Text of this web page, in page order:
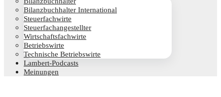
Bilanz­buch­hal­ter International
Steu­er­fach­wir­te
Steu­er­fach­an­ge­stell­ter
Wirt­schafts­fach­wir­te
Betriebs­wir­te
Tech­ni­sche Betriebswirte
Lam­­bert-Pod­­casts
Mei­nun­gen